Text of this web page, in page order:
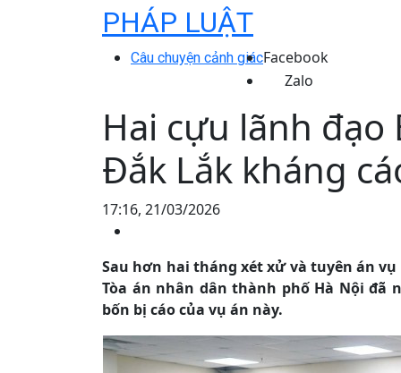
PHÁP LUẬT
Câu chuyện cảnh giácFacebook
Zalo
Hai cựu lãnh đạo
Đắk Lắk kháng
17:16, 21/03/2026
Sau hơn hai tháng xét xử và tuyên án
Tòa án nhân dân thành phố Hà Nội đã
bốn bị cáo của vụ án này.